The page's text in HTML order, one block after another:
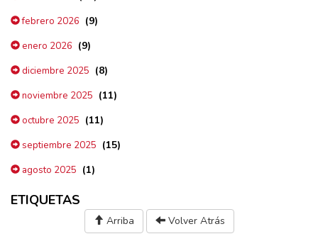
febrero 2026 (9)
enero 2026 (9)
diciembre 2025 (8)
noviembre 2025 (11)
octubre 2025 (11)
septiembre 2025 (15)
agosto 2025 (1)
ETIQUETAS
Arriba Volver Atrás